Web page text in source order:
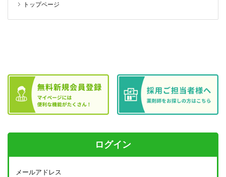
トップページ
ログイン
メールアドレス